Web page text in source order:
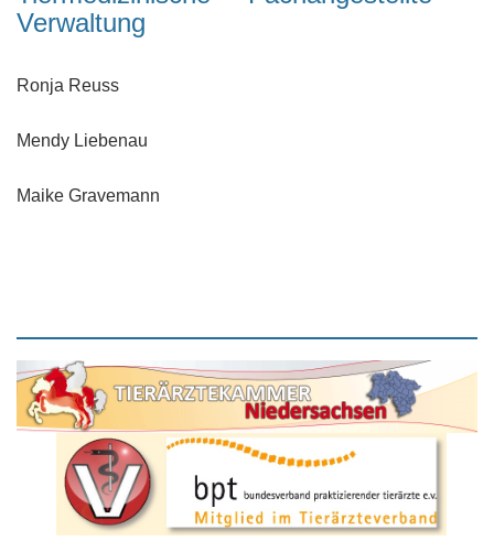
Verwaltung
Ronja Reuss
Mendy Liebenau
Maike Gravemann